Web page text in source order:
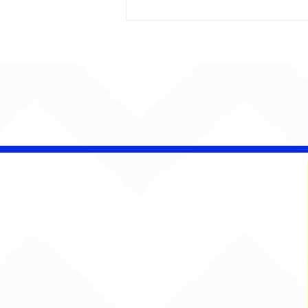
Bebé Pacheco e Ubandu